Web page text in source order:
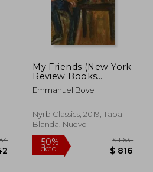
My Friends (New York
Review Books
Classics) (en Inglés)
Emmanuel Bove
Nyrb Classics, 2019, Tapa
Blanda, Nuevo